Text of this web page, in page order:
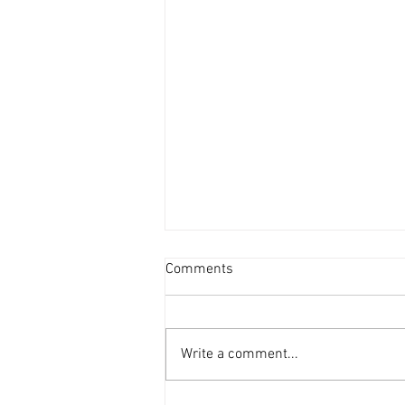
新盤平均面積見回升 [香港經
的房屋指標不應只停留於「興建多
少個單位」的數量層面，而應涵蓋
Comments
Write a comment...